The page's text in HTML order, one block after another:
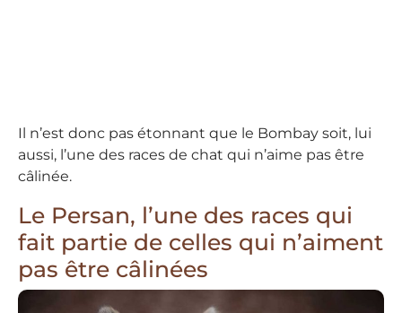
Il n’est donc pas étonnant que le Bombay soit, lui
aussi, l’une des races de chat qui n’aime pas être
câlinée.
Le Persan, l’une des races qui
fait partie de celles qui n’aiment
pas être câlinées